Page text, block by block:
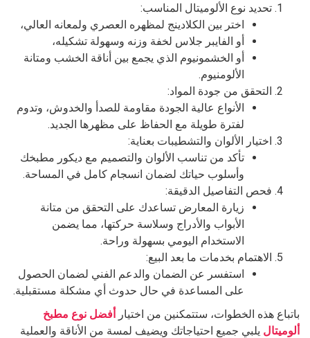
تحديد نوع الألوميتال المناسب:
اختر بين الكلادينج لمظهره العصري ولمعانه العالي،
أو الفايبر جلاس لخفة وزنه وسهولة تشكيله،
أو الخشمونيوم الذي يجمع بين أناقة الخشب ومتانة
الألومنيوم.
التحقق من جودة المواد:
الأنواع عالية الجودة مقاومة للصدأ والخدوش، وتدوم
لفترة طويلة مع الحفاظ على مظهرها الجديد.
اختيار الألوان والتشطيبات بعناية:
تأكد من تناسب الألوان والتصميم مع ديكور مطبخك
وأسلوب حياتك لضمان انسجام كامل في المساحة.
فحص التفاصيل الدقيقة:
زيارة المعارض تساعدك على التحقق من متانة
الأبواب والأدراج وسلاسة حركتها، مما يضمن
الاستخدام اليومي بسهولة وراحة.
الاهتمام بخدمات ما بعد البيع:
استفسر عن الضمان والدعم الفني لضمان الحصول
على المساعدة في حال حدوث أي مشكلة مستقبلية.
باتباع هذه الخطوات، ستتمكنين من اختيار أفضل نوع مطبخ
ألوميتال يلبي جميع احتياجاتك ويضيف لمسة من الأناقة والعملية